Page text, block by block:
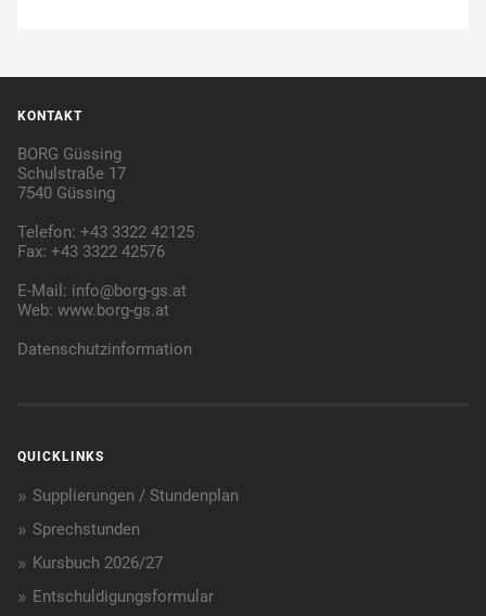
KONTAKT
BORG Güssing
Schulstraße 17
7540 Güssing
Telefon: +43 3322 42125
Fax: +43 3322 42576
E-Mail: info@borg-gs.at
Web:www.borg-gs.at
Datenschutzinformation
QUICKLINKS
Supplierungen / Stundenplan
Sprechstunden
Kursbuch 2026/27
Entschuldigungsformular